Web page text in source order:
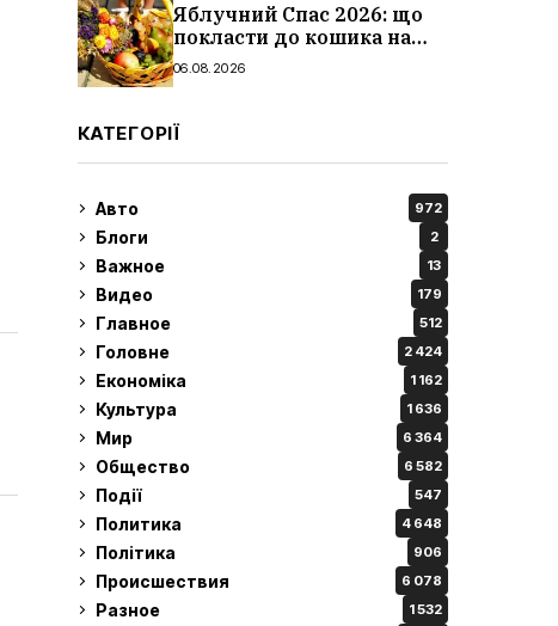
Яблучний Спас 2026: що
покласти до кошика на
освячення, які фрукти,
06.08.2026
КАТЕГОРІЇ
Авто 972
Блоги 2
Важное 13
Видео 179
Главное 512
Головне 2 424
Економіка 1 162
Культура 1 636
Мир 6 364
Общество 6 582
Події 547
Политика 4 648
Політика 906
Происшествия 6 078
Разное 1 532